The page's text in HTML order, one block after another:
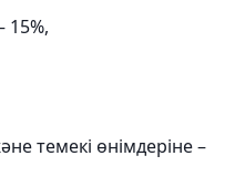
15%,
темекі өнімдеріне –